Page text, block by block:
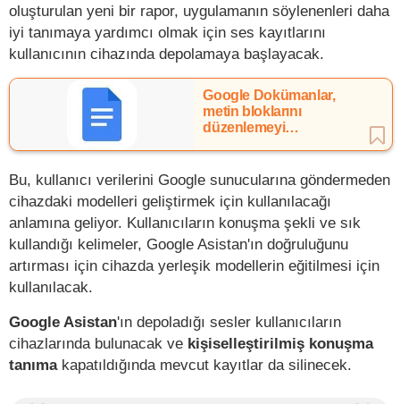
oluşturulan yeni bir rapor, uygulamanın söylenenleri daha
iyi tanımaya yardımcı olmak için ses kayıtlarını
kullanıcının cihazında depolamaya başlayacak.
Google Dokümanlar,
metin bloklarını
düzenlemeyi
Bu, kullanıcı verilerini Google sunucularına göndermeden
cihazdaki modelleri geliştirmek için kullanılacağı
anlamına geliyor. Kullanıcıların konuşma şekli ve sık
kullandığı kelimeler, Google Asistan'ın doğruluğunu
artırması için cihazda yerleşik modellerin eğitilmesi için
kullanılacak.
Google Asistan'ın depoladığı sesler kullanıcıların
cihazlarında bulunacak ve kişiselleştirilmiş konuşma
tanımakapatıldığında mevcut kayıtlar da silinecek.